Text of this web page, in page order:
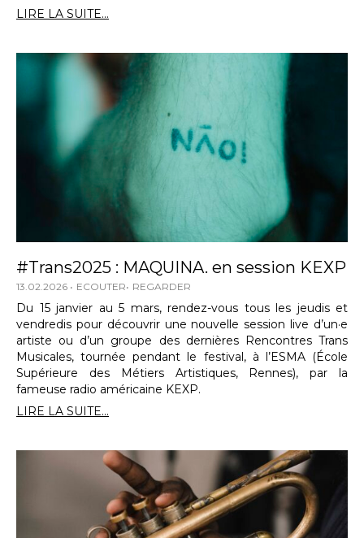
LIRE LA SUITE...
#Trans2025 : MAQUINA. en session KEXP
13.02.2026 ECOUTER REGARDER
Du 15 janvier au 5 mars, rendez-vous tous les jeudis et
vendredis pour découvrir une nouvelle session live d’un·e
artiste ou d’un groupe des dernières Rencontres Trans
Musicales, tournée pendant le festival, à l’ESMA (École
Supérieure des Métiers Artistiques, Rennes), par la
fameuse radio américaine KEXP.
LIRE LA SUITE...